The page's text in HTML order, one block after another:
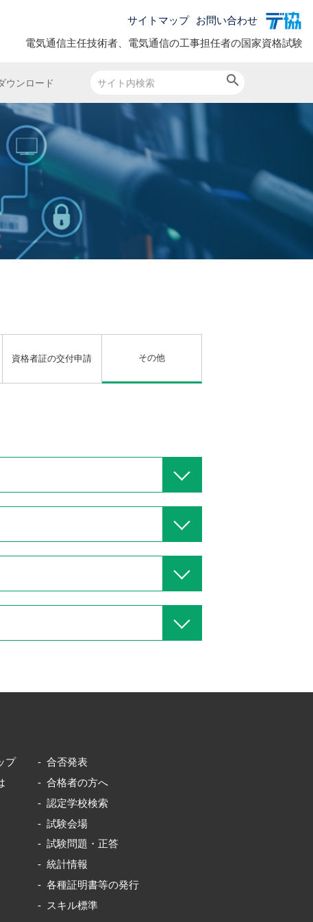
サイトマップ
お問い合わせ
電気通信主任技術者、電気通信の工事担任者の国家資格試験
ウンロード search
資格者証の交付申請 その他
プ
合否発表
合格者の方へ
認定学校検索
試験会場
試験問題・正答
統計情報
各種証明書等の発行
スキル標準